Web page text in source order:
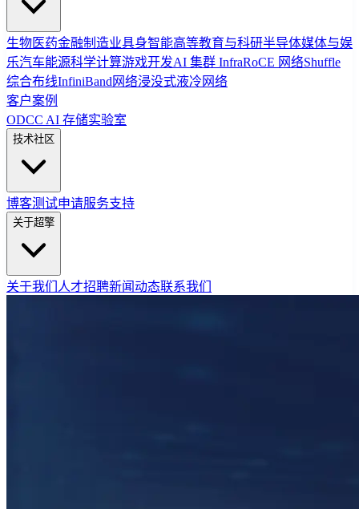
生物医药金融制造业具身智能高等教育与科研半导体媒体与娱
乐汽车能源科学计算游戏开发AI 集群 InfraRoCE 网络Shuffle
综合布线InfiniBand网络浸没式液冷网络
客户案例
ODCC AI 存储实验室
技术社区
博客测试申请服务支持
关于超擎
关于我们 人才招聘新闻动态联系我们